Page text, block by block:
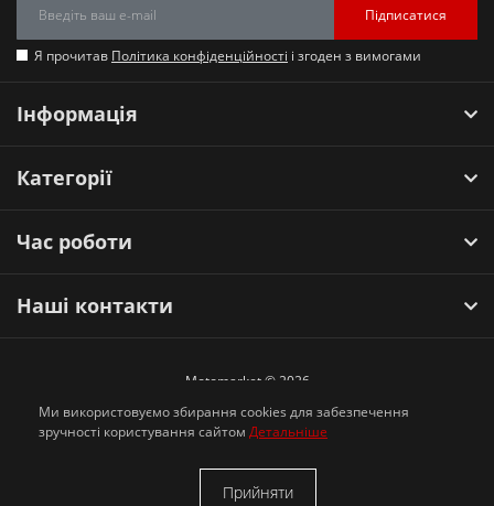
Підписатися
Я прочитав Політика конфіденційності і згоден з вимогами
Інформація
Категорії
Час роботи
Наші контакти
Motomarket © 2026
Ми використовуємо збирання cookies для забезпечення
зручності користування сайтом Детальніше
Прийняти